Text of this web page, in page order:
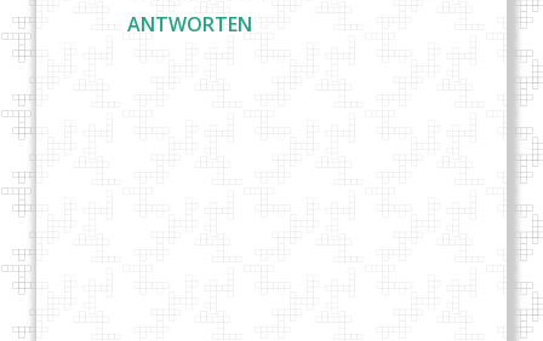
ANTWORTEN